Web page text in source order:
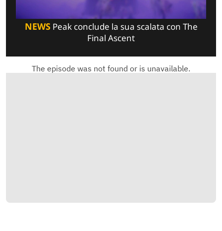
NEWSPeak conclude la sua scalata con The
Final Ascent